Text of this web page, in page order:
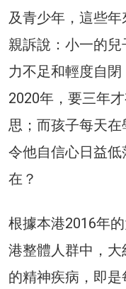
及青少年，這些
親訴說：小一的
力不足和輕度自
2020年，要三年
思；而孩子每天
令他自信心日益
在？
根據本港2016年
港整體人群中，
的精神疾病，即